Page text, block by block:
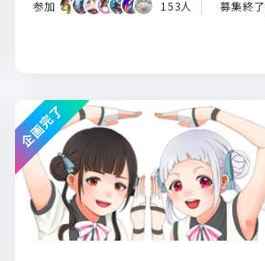
参加 153人 募集終了
企画完了